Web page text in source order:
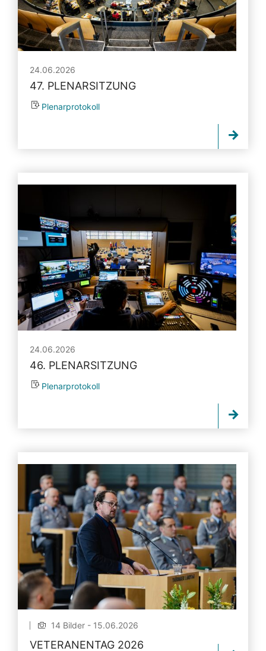
24.06.2026
47. PLENARSITZUNG
Plenarprotokoll
24.06.2026
46. PLENARSITZUNG
Plenarprotokoll
14 Bilder - 15.06.2026
VETERANENTAG 2026